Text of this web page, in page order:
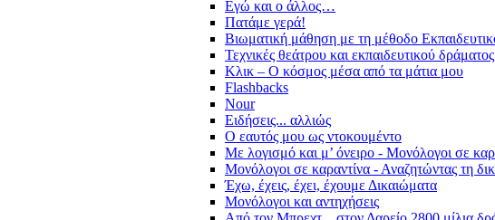
Εγώ και ο άλλος…
Πατάμε γερά!
Βιωματική μάθηση με τη μέθοδο
Τεχνικές θεάτρου και εκπαιδευτικού
Κλικ – Ο κόσμος μέσα από τα μάτια μου
Flashbacks
Nour
Ειδήσεις... αλλιώς
Ο εαυτός μου ως ντοκουμέντο
Με λογισμό και μ’ όνειρο - Μονόλογοι σε
Μονόλογοι σε καραντίνα - Αναζητώντας τη
Έχω, έχεις, έχει, έχουμε Δικαιώματα
Μονόλογοι και αντηχήσεις